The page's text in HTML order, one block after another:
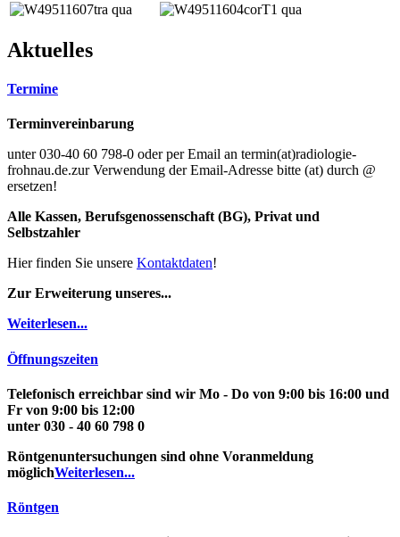
Aktuelles
Termine
Terminvereinbarung
unter 030-40 60 798-0 oder per Email an termin(at)radiologie-
frohnau.de.zur Verwendung der Email-Adresse bitte (at) durch @
ersetzen!
Alle Kassen, Berufsgenossenschaft (BG), Privat und
Selbstzahler
Hier finden Sie unsere Kontaktdaten!
Zur Erweiterung unseres...
Weiterlesen...
Öffnungszeiten
Telefonisch erreichbar sind wir Mo - Do von 9:00 bis 16:00 und
Fr von 9:00 bis 12:00
unter 030 - 40 60 798 0
Röntgenuntersuchungen sind ohne Voranmeldung
möglichWeiterlesen...
Röntgen